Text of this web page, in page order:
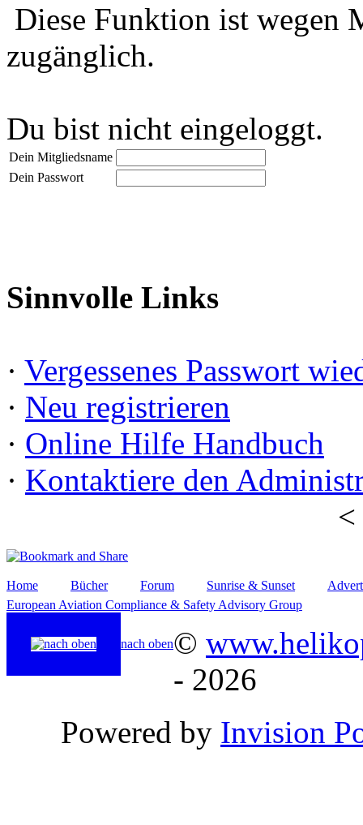
Diese Funktion ist wegen
zugänglich.
Du bist nicht eingeloggt.
Dein Mitgliedsname
Dein Passwort
Sinnvolle Links
· Vergessenes Passwort
· Neu registrieren
· Online Hilfe Handbuch
· Kontaktiere den
<
Home Bücher Forum Sunrise & Sunset
European Aviation Compliance & Safety Advisory Group
nach oben©
- 2026
Powered by Invision